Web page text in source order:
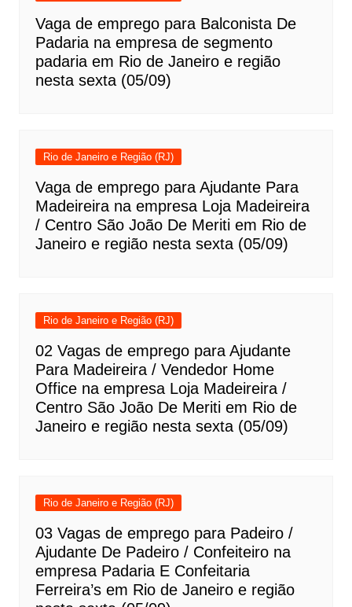
Vaga de emprego para Balconista De
Padaria na empresa de segmento
padaria em Rio de Janeiro e região
nesta sexta (05/09)
Rio de Janeiro e Região (RJ)
Vaga de emprego para Ajudante Para
Madeireira na empresa Loja Madeireira
/ Centro São João De Meriti em Rio de
Janeiro e região nesta sexta (05/09)
Rio de Janeiro e Região (RJ)
02 Vagas de emprego para Ajudante
Para Madeireira / Vendedor Home
Office na empresa Loja Madeireira /
Centro São João De Meriti em Rio de
Janeiro e região nesta sexta (05/09)
Rio de Janeiro e Região (RJ)
03 Vagas de emprego para Padeiro /
Ajudante De Padeiro / Confeiteiro na
empresa Padaria E Confeitaria
Ferreira’s em Rio de Janeiro e região